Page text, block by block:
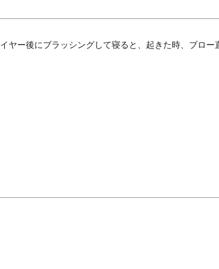
ヤー後にブラッシングして寝ると、起きた時、ブロー